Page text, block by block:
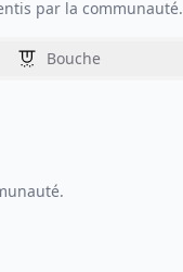
par la communauté.
Bouche